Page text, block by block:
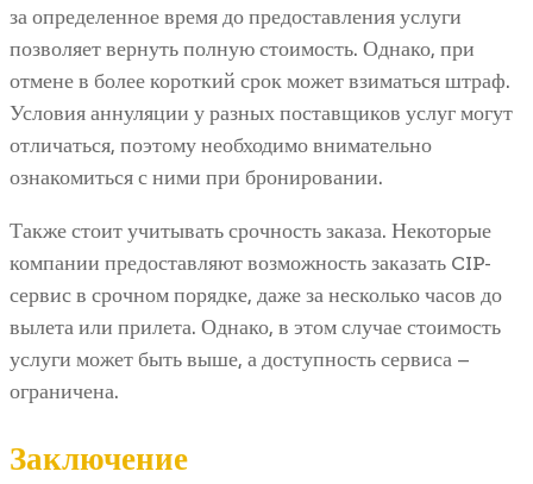
за определенное время до предоставления услуги
позволяет вернуть полную стоимость. Однако, при
отмене в более короткий срок может взиматься штраф.
Условия аннуляции у разных поставщиков услуг могут
отличаться, поэтому необходимо внимательно
ознакомиться с ними при бронировании.
Также стоит учитывать срочность заказа. Некоторые
компании предоставляют возможность заказать CIP-
сервис в срочном порядке, даже за несколько часов до
вылета или прилета. Однако, в этом случае стоимость
услуги может быть выше, а доступность сервиса –
ограничена.
Заключение